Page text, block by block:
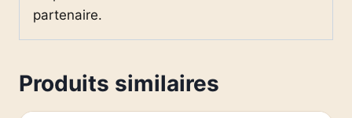
partenaire.
Produits similaires